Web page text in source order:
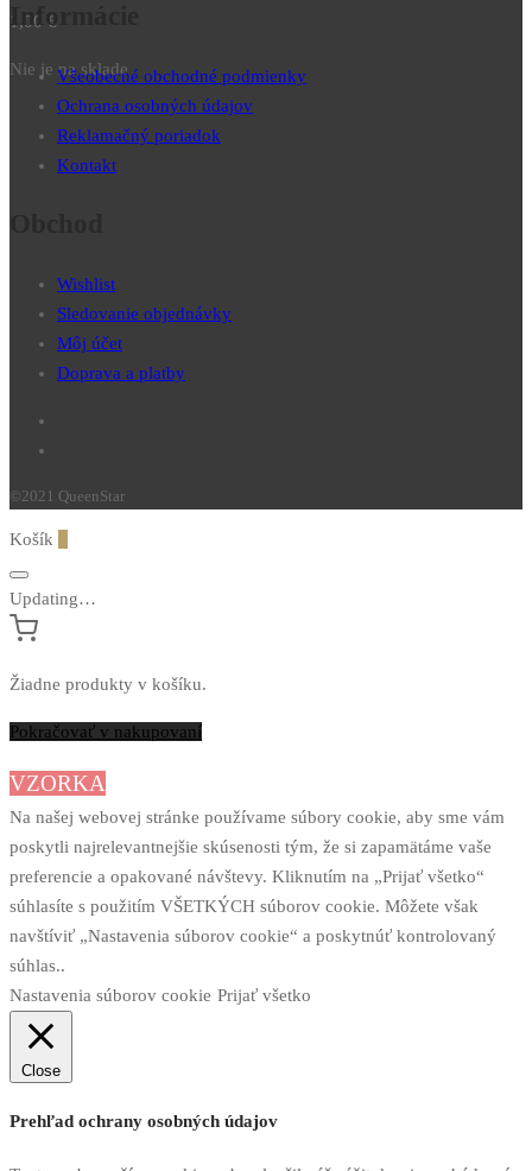
1,00 €
Nie je na sklade
Informácie
Všeobecné obchodné podmienky
Ochrana osobných údajov
Reklamačný poriadok
Kontakt
Wishlist
Sledovanie objednávky
Môj účet
Doprava a platby
©2021 QueenStar
Košík
Updating…
Žiadne produkty v košíku.
Pokračovať v nakupovaní
VZORKA
Na našej webovej stránke používame súbory cookie, aby sme vám
poskytli najrelevantnejšie skúsenosti tým, že si zapamätáme vaše
preferencie a opakované návštevy. Kliknutím na „Prijať všetko“
súhlasíte s použitím VŠETKÝCH súborov cookie. Môžete však
navštíviť „Nastavenia súborov cookie“ a poskytnúť kontrolovaný
súhlas..
Nastavenia súborov cookie Prijať všetko
Close
Prehľad ochrany osobných údajov